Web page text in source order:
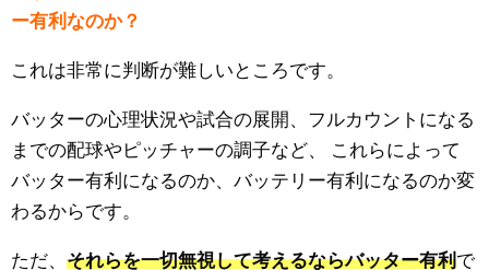
ー有利なのか？
これは非常に判断が難しいところです。
バッターの心理状況や試合の展開、フルカウントになる
までの配球やピッチャーの調子など、
これらによって
バッター有利になるのか、バッテリー有利になるのか変
わるからです。
ただ、 それらを一切無視して考えるならバッター有利で